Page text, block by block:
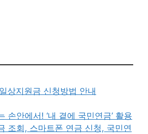
상지원금 신청방법 안내
손안에서! ‘내 곁에 국민연금’ 활용
조회, 스마트폰 연금 신청, 국민연